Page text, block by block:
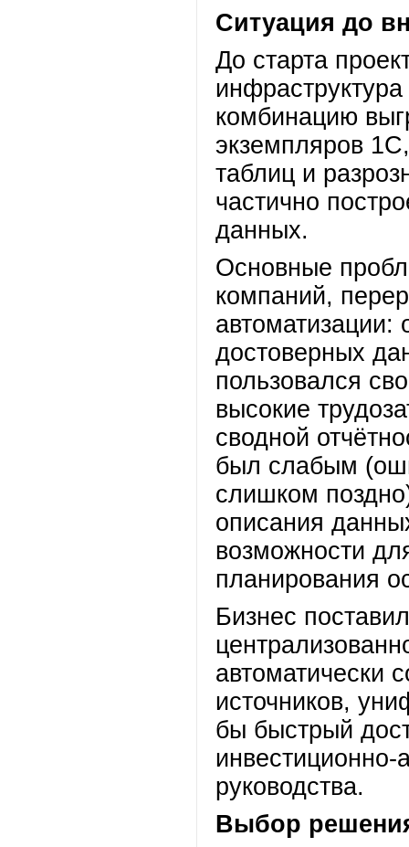
Ситуация до
До старта
комбинацию
экземпляров
таблиц и
частично
данных.
Основные
компаний,
автоматизации:
достоверных
пользовался
высокие
сводной
был слабым
слишком
описания
возможности
планирования
Бизнес
автоматически
источников,
бы быстрый
инвестиционно-
руководства.
Выбор